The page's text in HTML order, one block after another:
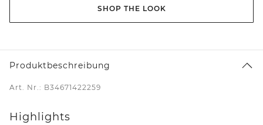
SHOP THE LOOK
Produktbeschreibung
Art. Nr.: B34671422259
Highlights